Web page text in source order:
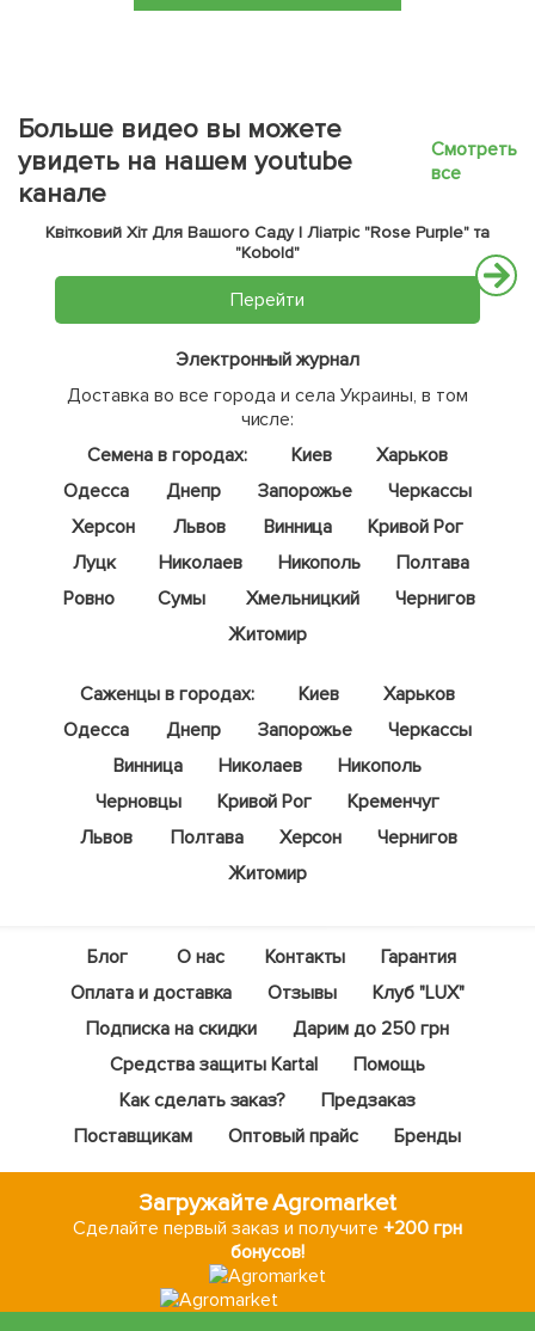
Больше видео вы можете
увидеть на нашем youtube
канале
Смотреть
все
Квітковий Хіт Для Вашого Саду | Ліатріс "Rose Purple" та
"Kobold"
Перейти
Электронный журнал
Доставка во все города и села Украины, в том
числе:
Семена в городах:
Киев
Харьков
Одесса
Днепр Запорожье
Черкассы
Херсон
Львов Винница
Кривой Рог
Луцк
Николаев Никополь
Полтава
Ровно
Сумы Хмельницкий
Чернигов
Житомир
Саженцы в городах: Киев
Харьков
Одесса
Днепр Запорожье
Черкассы
Винница
Николаев
Никополь
Черновцы
Кривой Рог
Кременчуг
Львов
Полтава Херсон
Чернигов
Житомир
Блог О нас Контакты
Гарантия
Оплата и доставка
Отзывы
Клуб "LUX"
Подписка на скидки
Дарим до 250 грн
Средства защиты Kartal
Помощь
Как сделать заказ?
Предзаказ
Поставщикам
Оптовый прайс Бренды
Загружайте Agromarket
Сделайте первый заказ и получите +200 грн
бонусов!